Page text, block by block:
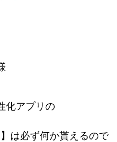
化アプリの
は必ず何か貰えるので